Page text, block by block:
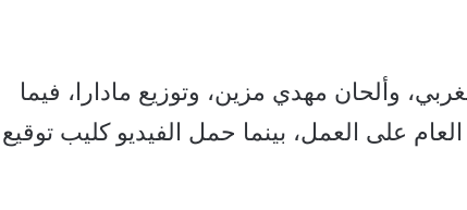
وألحان مهدي مزين، وتوزيع مادارا، فيما
على العمل، بينما حمل الفيديو كليب توقيع